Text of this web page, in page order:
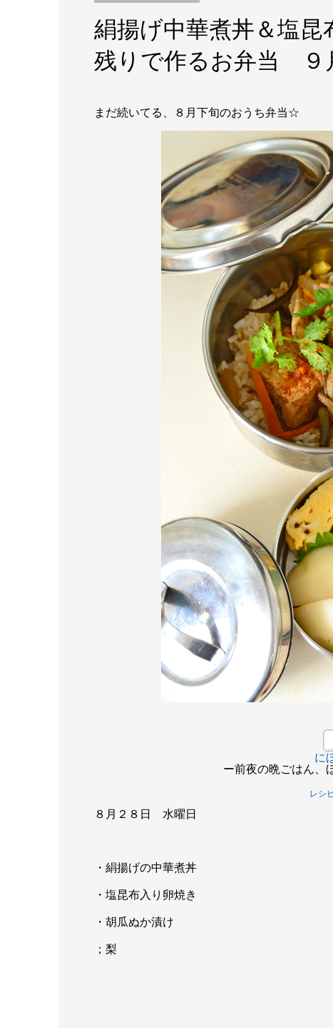
絹揚げ中華煮丼＆塩
残りで作るお弁当
まだ続いてる、８月下旬のおうち弁当☆
に
ー前夜の晩ごはん、
レシ
８月２８日 水曜日
・絹揚げの中華煮丼
・塩昆布入り卵焼き
・胡瓜ぬか漬け
；梨